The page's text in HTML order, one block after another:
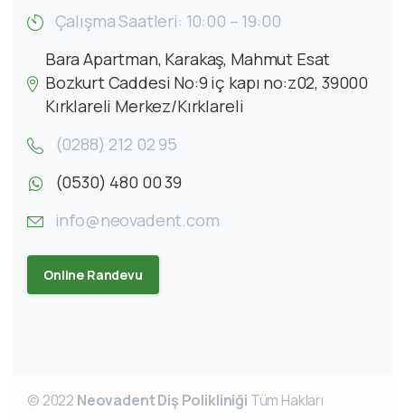
Çalışma Saatleri: 10:00 – 19:00
Bara Apartman, Karakaş, Mahmut Esat
Bozkurt Caddesi No:9 iç kapı no:z02, 39000
Kırklareli Merkez/Kırklareli
(0288) 212 02 95
(0530) 480 00 39
info@neovadent.com
Online Randevu
© 2022 Neovadent Diş Polikliniği Tüm Hakları